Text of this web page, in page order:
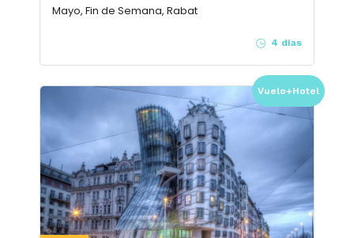
Mayo, Fin de Semana, Rabat
4 días
Vuelo+Hotel